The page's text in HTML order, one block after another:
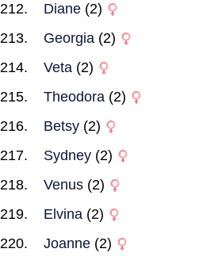
Diane (2)
Georgia (2)
Veta (2)
Theodora (2)
Betsy (2)
Sydney (2)
Venus (2)
Elvina (2)
Joanne (2)